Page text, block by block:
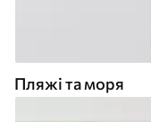
Пляжі та моря